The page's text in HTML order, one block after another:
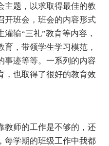
主题，以求取得最佳的教
开班会，班会的内容形式
输“三礼”教育等内容，
，带领学生学习模范，
事迹等等。一系列的内容
，也取得了很好的教育效
师的工作是不够的，还
每学期的班级工作中我都